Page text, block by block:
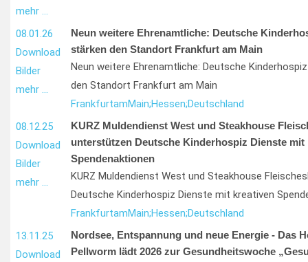
mehr …
08.01.26
Download
Bilder
mehr …
Neun weitere Ehrenamtliche: Deutsche
stärken den Standort Frankfurt am Main
Neun weitere Ehrenamtliche: Deutsche
den Standort Frankfurt am Main
FrankfurtamMain;Hessen;Deutschland
08.12.25
Download
Bilder
mehr …
KURZ Muldendienst West und Steakhouse
unterstützen Deutsche Kinderhospiz Dienste mit
Spendenaktionen
KURZ Muldendienst West und Steakhouse
Deutsche Kinderhospiz Dienste mit kreativen
FrankfurtamMain;Hessen;Deutschland
13.11.25
Download
Nordsee, Entspannung und neue Energie - Das
Pellworm lädt 2026 zur Gesundheitswoche